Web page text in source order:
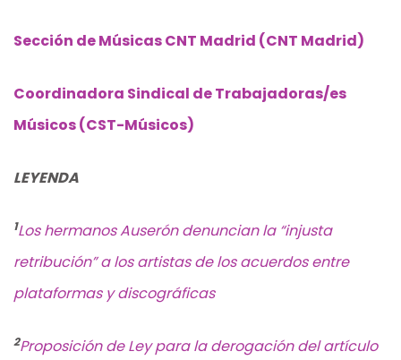
Sección de Músicas CNT Madrid (CNT Madrid)
Coordinadora Sindical de Trabajadoras/es
Músicos (CST-Músicos)
LEYENDA
1Los hermanos Auserón denuncian la “injusta
retribución” a los artistas de los acuerdos entre
plataformas y discográficas
2Proposición de Ley para la derogación del artículo